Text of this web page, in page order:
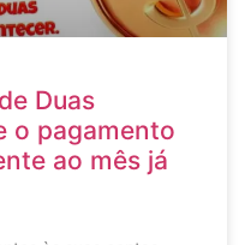
Duas
o pagamento
ao mês já